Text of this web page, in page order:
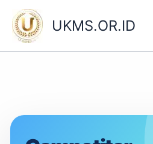
content
UKMS.OR.ID